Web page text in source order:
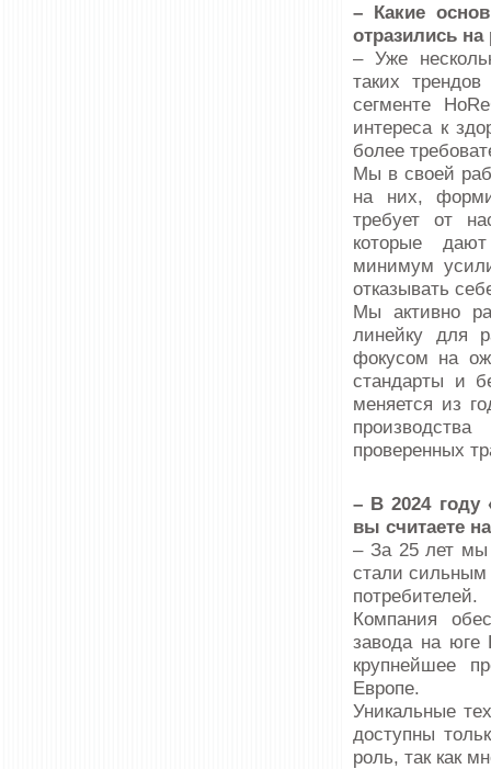
– Какие
отразились
– Уже
таких
сегменте
интереса к
более
Мы в своей
на них,
требует от
которые
минимум
отказывать
Мы активно
линейку для
фокусом на
стандарты и
меняется из
проверенных
– В 2024 году
вы считаете
– За 25 лет мы
стали сильным
потребителей.
Компания
завода на юге
крупнейшее
Европе.
Уникальные
доступны
роль, так как